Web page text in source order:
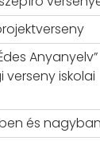
Anyanyelv”
iskolai
és nagyban